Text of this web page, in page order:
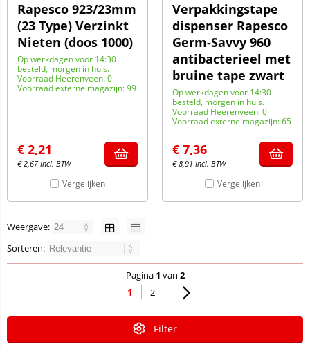
Rapesco 923/23mm
(23 Type) Verzinkt
Nieten (doos 1000)
Op werkdagen voor 14:30
besteld, morgen in huis.
Voorraad Heerenveen: 0
Voorraad externe magazijn: 99
€ 2,21
€2,67 Incl. BTW
Vergelijken
Verpakkingstape
dispenser Rapesco
Germ-Savvy 960
antibacterieel met
bruine tape zwart
Op werkdagen voor 14:30
besteld, morgen in huis.
Voorraad Heerenveen: 0
Voorraad externe magazijn: 65
€ 7,36
€8,91 Incl. BTW
Vergelijken
Weergave:
Sorteren:
Pagina 1 van 2
1 2
Filter